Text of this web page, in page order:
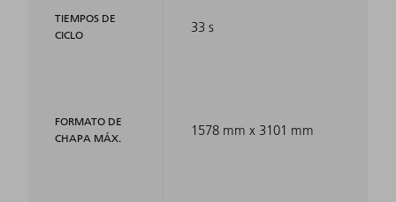
TIEMPOS DE
CICLO
FORMATO DE
CHAPA MÁX.
33 s
1578 mm x 3101 mm